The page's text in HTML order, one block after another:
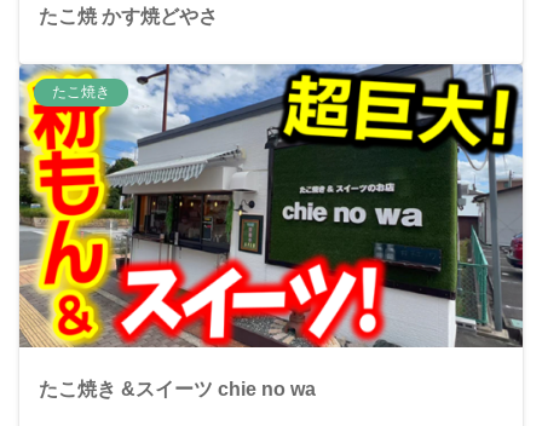
たこ焼 かす焼どやさ
たこ焼き
たこ焼き &スイーツ chie no wa